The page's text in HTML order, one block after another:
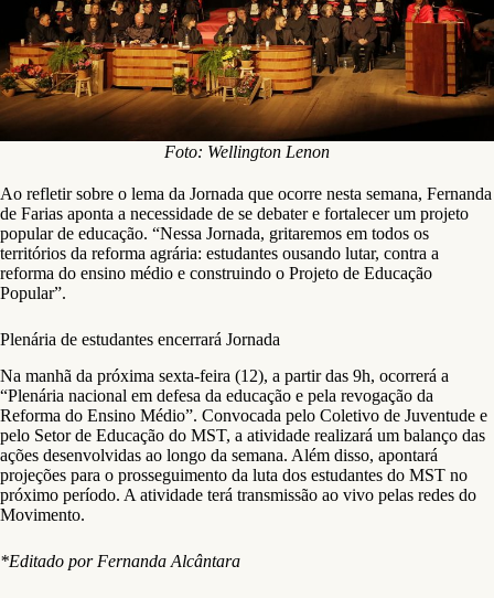
Foto: Wellington Lenon
Ao refletir sobre o lema da Jornada que ocorre nesta semana, Fernanda
de Farias aponta a necessidade de se debater e fortalecer um projeto
popular de educação. “Nessa Jornada, gritaremos em todos os
territórios da reforma agrária: estudantes ousando lutar, contra a
reforma do ensino médio e construindo o Projeto de Educação
Popular”.
Plenária de estudantes encerrará Jornada
Na manhã da próxima sexta-feira (12), a partir das 9h, ocorrerá a
“Plenária nacional em defesa da educação e pela revogação da
Reforma do Ensino Médio”. Convocada pelo Coletivo de Juventude e
pelo Setor de Educação do MST, a atividade realizará um balanço das
ações desenvolvidas ao longo da semana. Além disso, apontará
projeções para o prosseguimento da luta dos estudantes do MST no
próximo período. A atividade terá transmissão ao vivo pelas redes do
Movimento.
*Editado por Fernanda Alcântara